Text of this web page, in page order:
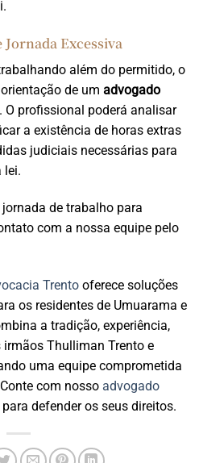
Jornada Excessiva
além do permitido, o
de um advogado
. O profissional poderá analisar
a existência de horas extras
judiciais necessárias para
lei.
de trabalho para
com a nossa equipe pelo
Trento oferece soluções
os residentes de Umuarama e
a tradição, experiência,
Thulliman Trento e
uma equipe comprometida
com nosso advogado
para defender os seus direitos.